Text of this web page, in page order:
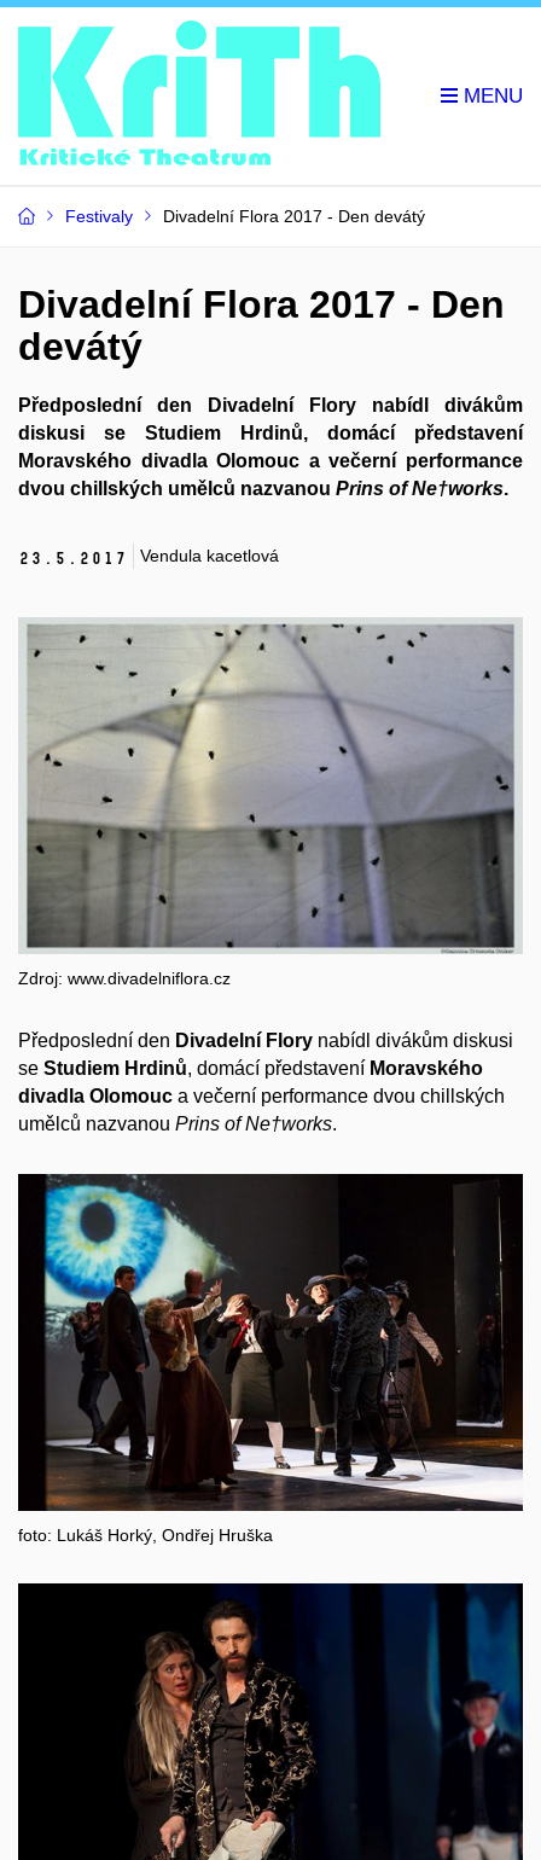
Festivaly Divadelní Flora 2017 - Den devátý
Divadelní Flora 2017 - Den
devátý
Předposlední den Divadelní Flory nabídl divákům
diskusi se Studiem Hrdinů, domácí představení
Moravského divadla Olomouc a večerní performance
dvou chillských umělců nazvanou Prins of Ne†works.
23. 5. 2017 Vendula kacetlová
Zdroj: www.divadelniflora.cz
Předposlední den Divadelní Flory nabídl divákům diskusi
se Studiem Hrdinů, domácí představení Moravského
divadla Olomouc a večerní performance dvou chillských
umělců nazvanou Prins of Ne†works.
foto: Lukáš Horký, Ondřej Hruška